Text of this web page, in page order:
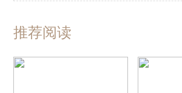
推荐阅读